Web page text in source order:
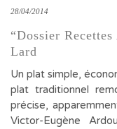
28/04/2014
“Dossier
Lard
Un plat simple,
plat traditionnel
précise,
Victor-Eugène